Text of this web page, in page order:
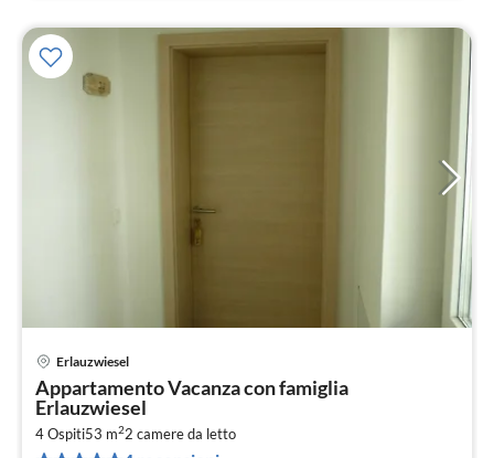
Erlauzwiesel
Appartamento Vacanza con famiglia
Erlauzwiesel
4 Ospiti53 m22 camere da letto